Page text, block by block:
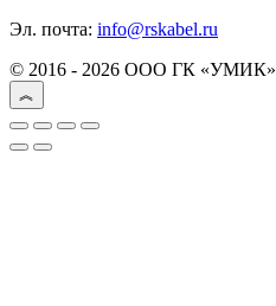
Эл. почта: info@rskabel.ru
© 2016 - 2026 ООО ГК «УМИК»